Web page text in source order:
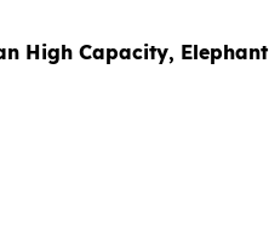
High Capacity, Elephant